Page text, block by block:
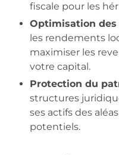
fiscale pour les
Optimisation des
les rendements
maximiser les
votre capital.
Protection du
structures
ses actifs des
potentiels.